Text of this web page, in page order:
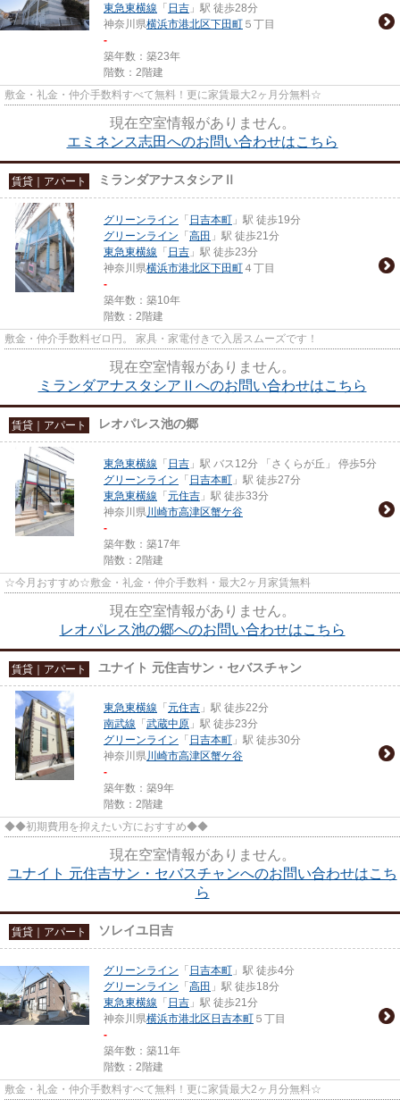
東急東横線 「 日吉 」駅 徒歩28分
神奈川県横浜市港北区下田町 ５丁目
-
築年数：築23年
階数：2階建
敷金・礼金・仲介手数料すべて無料！更に家賃最大2ヶ月分無料☆
現在空室情報がありません。
エミネンス志田へのお問い合わせはこちら
賃貸｜アパート ミランダアナスタシアⅡ
グリーンライン 「 日吉本町 」駅 徒歩19分
グリーンライン 「 高田 」駅 徒歩21分
東急東横線 「 日吉 」駅 徒歩23分
神奈川県横浜市港北区下田町 ４丁目
-
築年数：築10年
階数：2階建
敷金・仲介手数料ゼロ円。 家具・家電付きで入居スムーズです！
現在空室情報がありません。
ミランダアナスタシアⅡへのお問い合わせはこちら
賃貸｜アパート レオパレス池の郷
東急東横線 「 日吉 」駅 バス12分 「さくらが丘」 停歩5分
グリーンライン 「 日吉本町 」駅 徒歩27分
東急東横線 「 元住吉 」駅 徒歩33分
神奈川県川崎市高津区蟹ケ谷
-
築年数：築17年
階数：2階建
☆今月おすすめ☆敷金・礼金・仲介手数料・最大2ヶ月家賃無料
現在空室情報がありません。
レオパレス池の郷へのお問い合わせはこちら
賃貸｜アパート ユナイト 元住吉サン・セバスチャン
東急東横線 「 元住吉 」駅 徒歩22分
南武線 「 武蔵中原 」駅 徒歩23分
グリーンライン 「 日吉本町 」駅 徒歩30分
神奈川県川崎市高津区蟹ケ谷
-
築年数：築9年
階数：2階建
◆◆初期費用を抑えたい方におすすめ◆◆
現在空室情報がありません。
ユナイト 元住吉サン・セバスチャンへのお問い合わせはこち
ら
賃貸｜アパート ソレイユ日吉
グリーンライン 「 日吉本町 」駅 徒歩4分
グリーンライン 「 高田 」駅 徒歩18分
東急東横線 「 日吉 」駅 徒歩21分
神奈川県横浜市港北区 日吉本町 ５丁目
-
築年数：築11年
階数：2階建
敷金・礼金・仲介手数料すべて無料！更に家賃最大2ヶ月分無料☆